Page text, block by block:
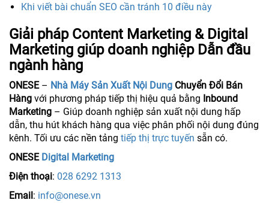
Khi viết bài chuẩn SEO cần tránh 10 điều này
Giải pháp Content Marketing & Digital
Marketing giúp doanh nghiệp Dẫn đầu
ngành hàng
ONESE– Nhà Máy Sản Xuất Nội Dung Chuyển Đổi Bán
Hàng với phương pháp tiếp thị hiệu quả bằng Inbound
Marketing – Giúp doanh nghiệp sản xuất nội dung hấp
dẫn, thu hút khách hàng qua việc phân phối nội dung đúng
kênh. Tối ưu các nền tảng tiếp thị trực tuyến sẵn có.
ONESE Digital Marketing
Điện thoại: 028 6292 1313
Email: info@onese.vn